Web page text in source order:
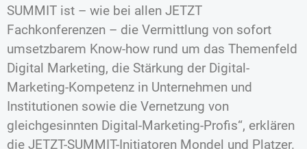
SUMMIT ist – wie bei allen JETZT
Fachkonferenzen – die Vermittlung von sofort
umsetzbarem Know-how rund um das Themenfeld
Digital Marketing, die Stärkung der Digital-
Marketing-Kompetenz in Unternehmen und
Institutionen sowie die Vernetzung von
gleichgesinnten Digital-Marketing-Profis“, erklären
die JETZT-SUMMIT-Initiatoren Mondel und Platzer.